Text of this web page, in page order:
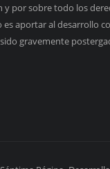
y por sobre todo los
es aportar al desarrollo
gravemente